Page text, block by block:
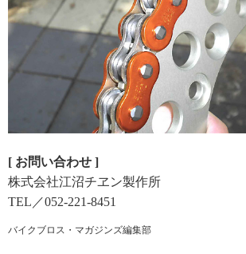
[ お問い合わせ ]
株式会社江沼チヱン製作所
TEL／052-221-8451
バイクブロス・マガジンズ編集部